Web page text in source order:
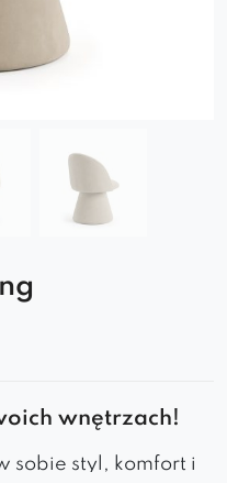
wnętrzach!
sobie styl, komfort i